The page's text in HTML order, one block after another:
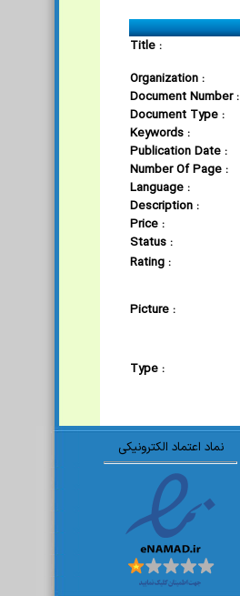
Title :
Organization :
Document Number :
Document Type :
Keywords :
Publication Date :
Number Of Page :
Language :
Description :
Price :
Status :
Rating :
Picture :
Type :
نماد اعتماد الکترونیکی